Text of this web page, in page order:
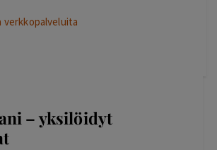
verkkopalveluita
– yksilöidyt